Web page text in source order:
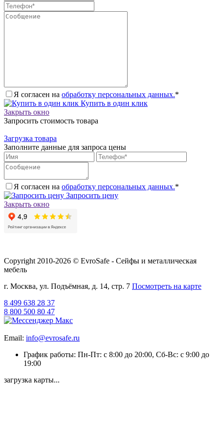
Я согласен на обработку персональных данных.*
Купить в один клик
Закрыть окно
Запросить стоимость товара
Загрузка товара
Заполните данные для запроса цены
Я согласен на обработку персональных данных.*
Запросить цену
Закрыть окно
Copyright 2010-2026 © EvroSafe - Сейфы и металлическая
мебель
г. Москва, ул. Подъёмная, д. 14, стр. 7 Посмотреть на карте
8 499 638 28 37
8 800 500 80 47
Email: info@evrosafe.ru
График работы: Пн-Пт: с 8:00 до 20:00, Сб-Вс: с 9:00 до
19:00
загрузка карты...